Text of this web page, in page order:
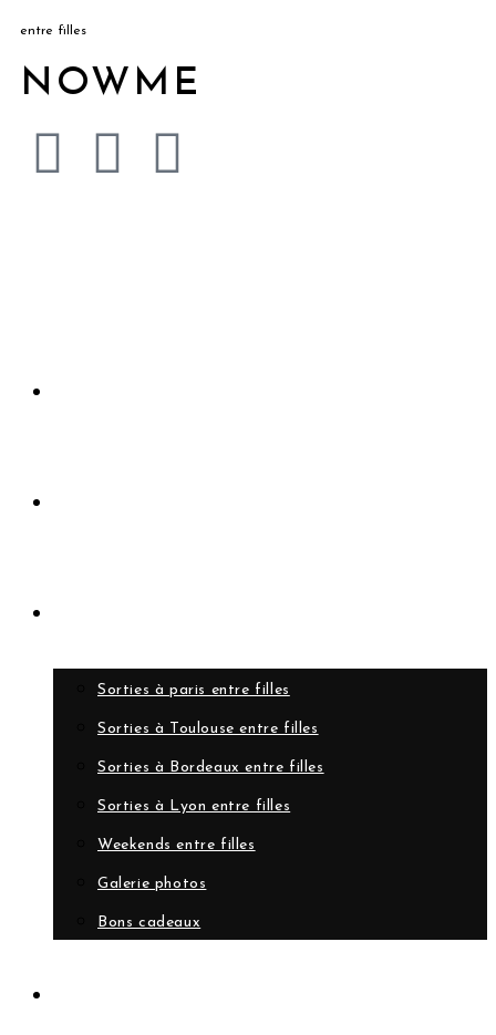
entre filles
NOWME
Sorties à paris entre filles
Sorties à Toulouse entre filles
Sorties à Bordeaux entre filles
Sorties à Lyon entre filles
Weekends entre filles
Galerie photos
Bons cadeaux